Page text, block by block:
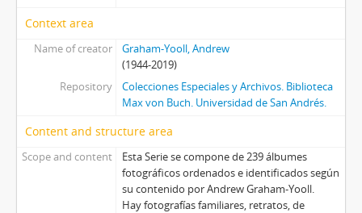
Context area
Name of creator
Graham-Yooll, Andrew
(1944-2019)
Repository
Colecciones Especiales y Archivos. Biblioteca
Max von Buch. Universidad de San Andrés.
Content and structure area
Scope and content
Esta Serie se compone de 239 álbumes
fotográficos ordenados e identificados según
su contenido por Andrew Graham-Yooll.
Hay fotografías familiares, retratos, de